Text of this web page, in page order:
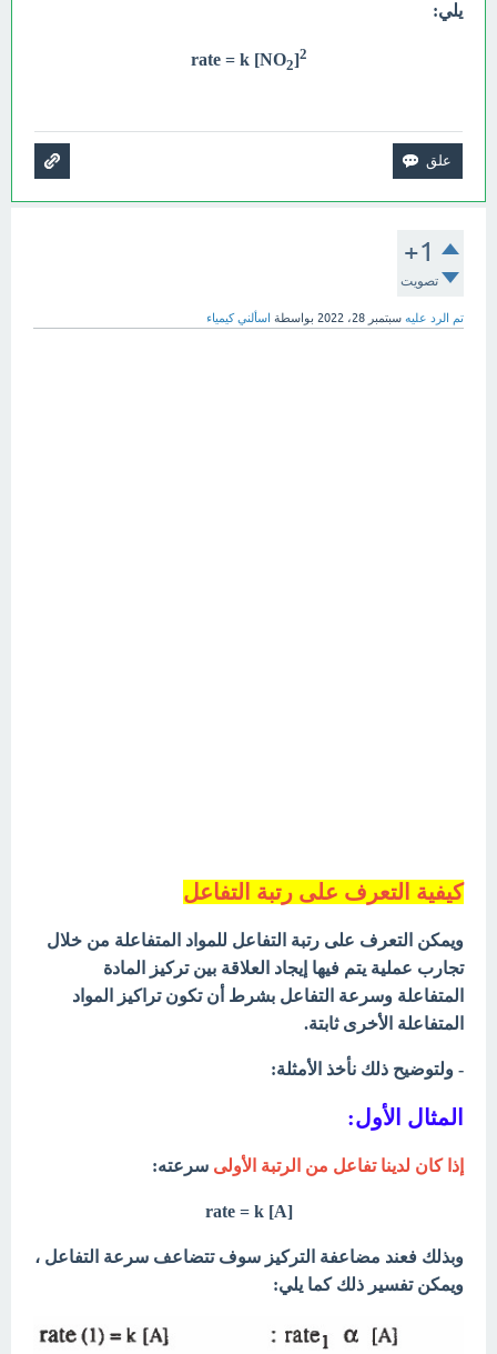
يلي:
rate = k [NO2]2
+1
تصويت
تم الرد عليه سبتمبر 28، 2022 بواسطة اسألني كيمياء
كيفية التعرف على رتبة التفاعل
ويمكن التعرف على رتبة التفاعل للمواد المتفاعلة من خلال
تجارب عملية يتم فيها إيجاد العلاقة بين تركيز المادة
المتفاعلة وسرعة التفاعل بشرط أن تكون تراكيز المواد
المتفاعلة الأخرى ثابتة.
- ولتوضيح ذلك نأخذ الأمثلة:
المثال الأول:
إذا كان لدينا تفاعل من الرتبة الأولى سرعته:
rate = k [A]
وبذلك فعند مضاعفة التركيز سوف تتضاعف سرعة التفاعل ،
ويمكن تفسير ذلك كما يلي: